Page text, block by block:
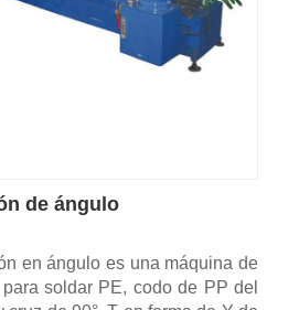
de ángulo
en ángulo es una máquina de
soldar PE, codo de PP del